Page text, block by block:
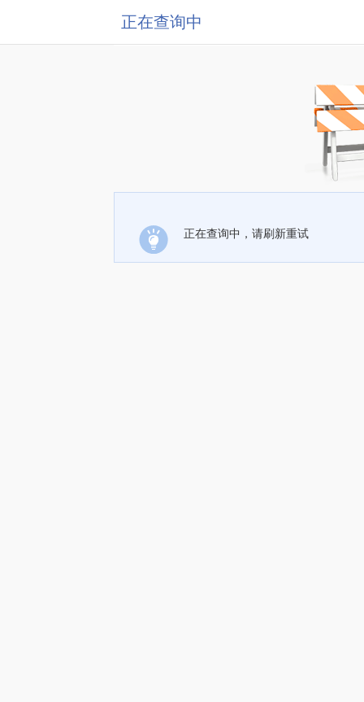
正在查询中
正在查询中，请刷新重试